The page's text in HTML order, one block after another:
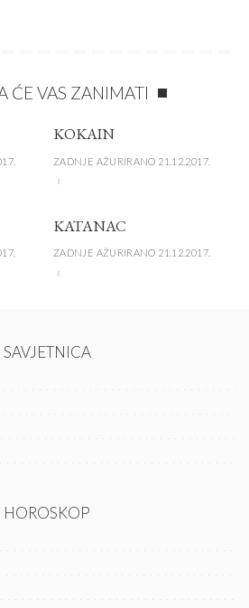
ĆE VAS ZANIMATI
KOKAIN
ZADNJE AŽURIRANO 21.12.2017.
KATANAC
ZADNJE AŽURIRANO 21.12.2017.
SAVJETNICA
HOROSKOP